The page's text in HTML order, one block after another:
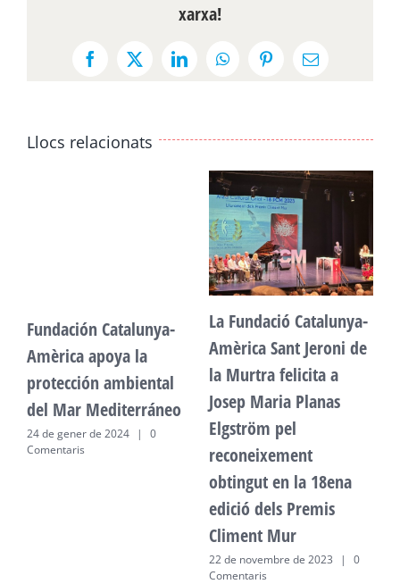
xarxa!
Facebook
X LinkedInWhatsAppPinterestEmail:
Llocs relacionats
Fundación Catalunya-
Amèrica apoya la
protección ambiental
del Mar Mediterráneo
24 de gener de 2024 |
0
Comentaris
La Fundació Catalunya-
Amèrica Sant Jeroni de
la Murtra felicita a
Josep Maria Planas
Elgström pel
reconeixement
obtingut en la 18ena
edició dels Premis
Climent Mur
22 de novembre de 2023 |
0
Comentaris